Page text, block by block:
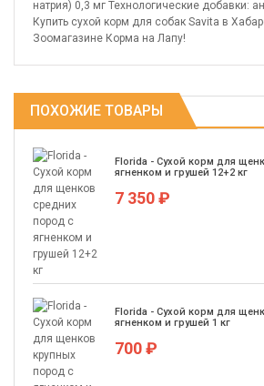
натрия) 0,3 мг Технологические добавки:
Купить сухой корм для собак Savita в
Зоомагазине Корма на Лапу!
ПОХОЖИЕ ТОВАРЫ
Florida - Сухой корм для
ягненком и грушей 12+2 кг
7 350 ₽
Florida - Сухой корм для
ягненком и грушей 1 кг
700 ₽